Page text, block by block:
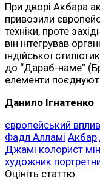
При дворі Акбара
привозили
техніки, проте
він інтегрував
індійської
до “Дараб-наме”
елементи
Данило Ігнатенко
європейський вплив
Фадл Алламі Акбар
Джамі колорист
художник
Оцініть статтю